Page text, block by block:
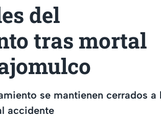
del
tras mortal
se mantienen cerrados a
accidente